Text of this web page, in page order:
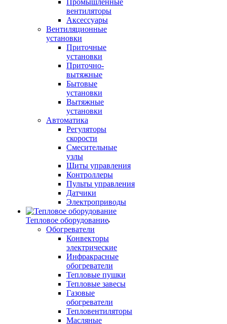
Промышленные
вентиляторы
Аксессуары
Вентиляционные
установки
Приточные
установки
Приточно-
вытяжные
Бытовые
установки
Вытяжные
установки
Автоматика
Регуляторы
скорости
Смесительные
узлы
Щиты управления
Контроллеры
Пульты управления
Датчики
Электроприводы
Тепловое оборудование
Обогреватели
Конвекторы
электрические
Инфракрасные
обогреватели
Тепловые пушки
Тепловые завесы
Газовые
обогреватели
Тепловентиляторы
Масляные